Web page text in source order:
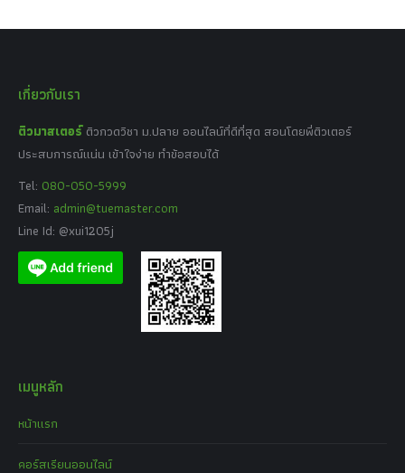
เกี่ยวกับเรา
ติวมาสเตอร์ ติวกวดวิชา ม.ปลาย ออนไลน์ที่ดีที่สุด สอนโดยพี่ติวเตอร์
ประสบการณ์แน่น เข้าใจง่าย ทำข้อสอบได้
Tel: 080-050-5999
Email: admin@tuemaster.com
Line Id: @xui1205j
เมนูหลัก
หน้าแรก
คอร์สเรียนออนไลน์